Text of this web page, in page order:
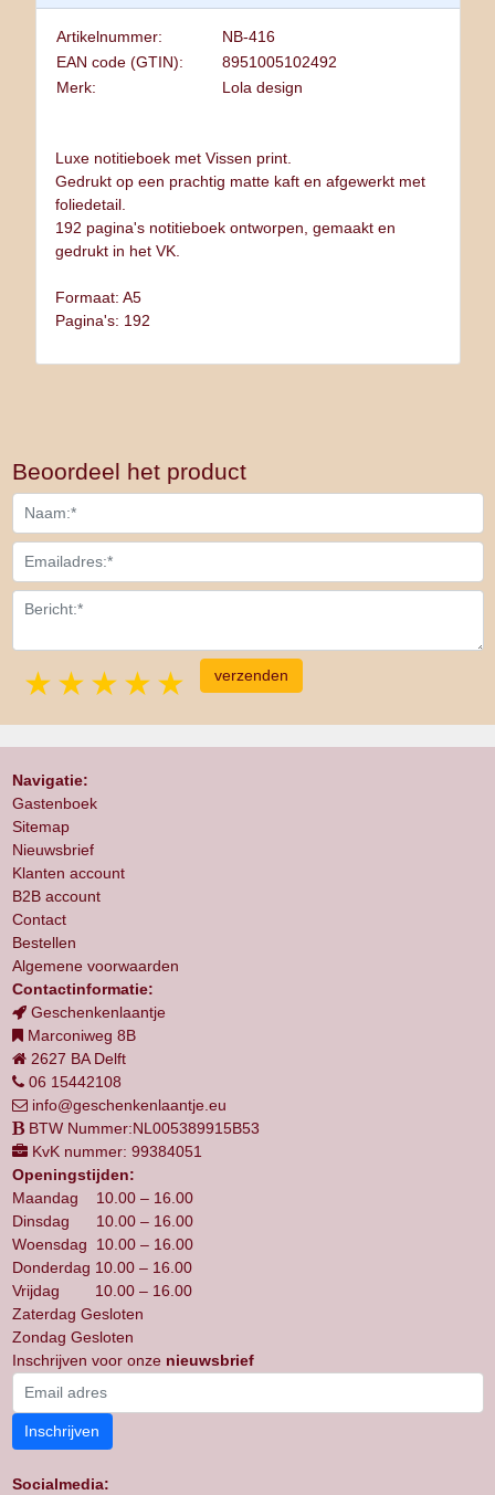
Artikelnummer:
NB-416
EAN code (GTIN):
8951005102492
Merk:
Lola design
Luxe notitieboek met Vissen print.
Gedrukt op een prachtig matte kaft en afgewerkt met
foliedetail.
192 pagina's notitieboek ontworpen, gemaakt en
gedrukt in het VK.
Formaat: A5
Pagina's: 192
Beoordeel het product
5 stars
4 stars
3 stars
2 stars
1 star
Navigatie:
Gastenboek
Sitemap
Nieuwsbrief
Klanten account
B2B account
Contact
Bestellen
Algemene voorwaarden
Contactinformatie:
Geschenkenlaantje
Marconiweg 8B
2627 BA Delft
06 15442108
info@geschenkenlaantje.eu
BTW Nummer:NL005389915B53
KvK nummer: 99384051
Openingstijden:
Maandag 10.00 – 16.00
Dinsdag 10.00 – 16.00
Woensdag 10.00 – 16.00
Donderdag 10.00 – 16.00
Vrijdag 10.00 – 16.00
Zaterdag Gesloten
Zondag Gesloten
Inschrijven voor onze nieuwsbrief
Inschrijven
Socialmedia: